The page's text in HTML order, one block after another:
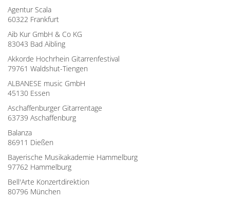
Agentur Scala
60322 Frankfurt
Aib Kur GmbH & Co KG
83043 Bad Aibling
Akkorde Hochrhein Gitarrenfestival
79761 Waldshut-Tiengen
ALBANESE music GmbH
45130 Essen
Aschaffenburger Gitarrentage
63739 Aschaffenburg
Balanza
86911 Dießen
Bayerische Musikakademie Hammelburg
97762 Hammelburg
Bell'Arte Konzertdirektion
80796 München